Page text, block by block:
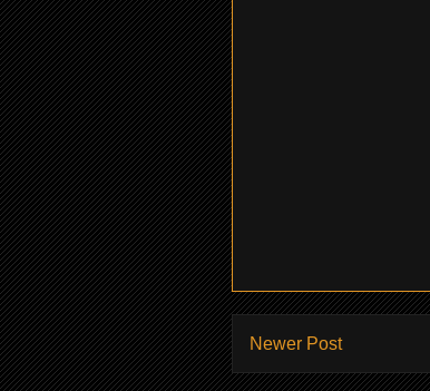
Newer Post